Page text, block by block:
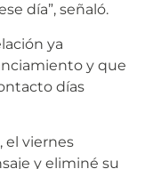
día”, señaló.
ya
y que
días
el viernes
y eliminé su